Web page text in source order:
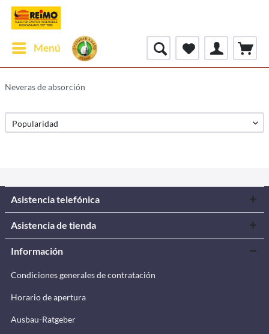
Menú
Neveras de absorción
Asistencia telefónica
Asistencia de tienda
Información
Condiciones generales de contratación
Horario de apertura
Ausbau-Ratgeber